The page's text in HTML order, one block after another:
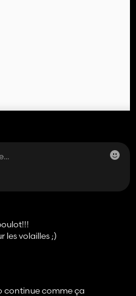
les volailles ;)
continue comme ça